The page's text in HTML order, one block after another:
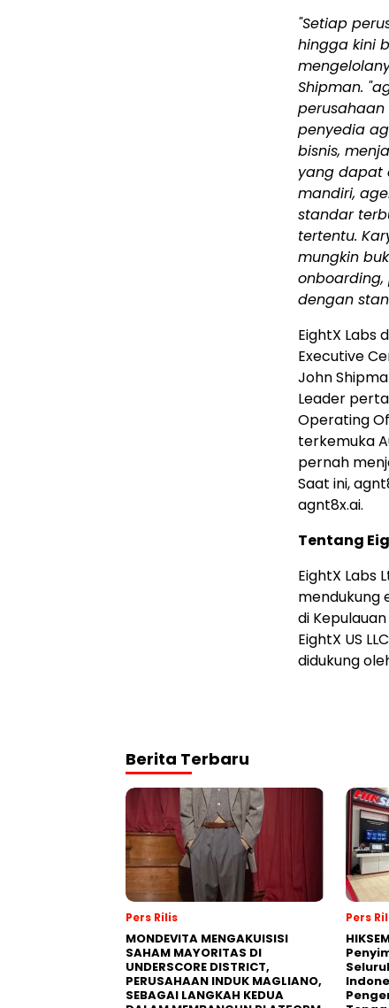
"Setiap
hingga kini
Shipman.
penyedia
bisnis,
yang dapat
mandiri,
standar
tertentu.
mungkin
dengan
EightX Labs
Executive
John
Leader
Operating
terkemuka
pernah
Saat ini,
agnt8x.ai.
Tentang
EightX Labs
mendukung
di
EightX US
didukung
Berita Terbaru
Pers Rilis
MONDEVITA MENGAKUISISI
SAHAM MAYORITAS DI
UNDERSCORE DISTRICT,
PERUSAHAAN INDUK MAGLIANO,
SEBAGAI LANGKAH KEDUA
Pers